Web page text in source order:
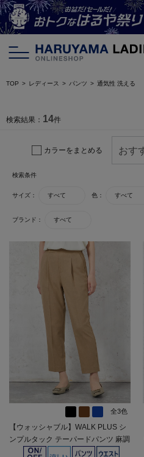
TOP レディース パンツ 通気性 洗える
検索結果： 14件
カラーをまとめる
検索条件
サイズ： すべて 色： すべて
ブランド： すべて
全3色
【ウォッシャブル】WALK PLUS シ
ンプルタック テーパードパンツ 麻調
メッシュ素材 無地 春夏【レディー